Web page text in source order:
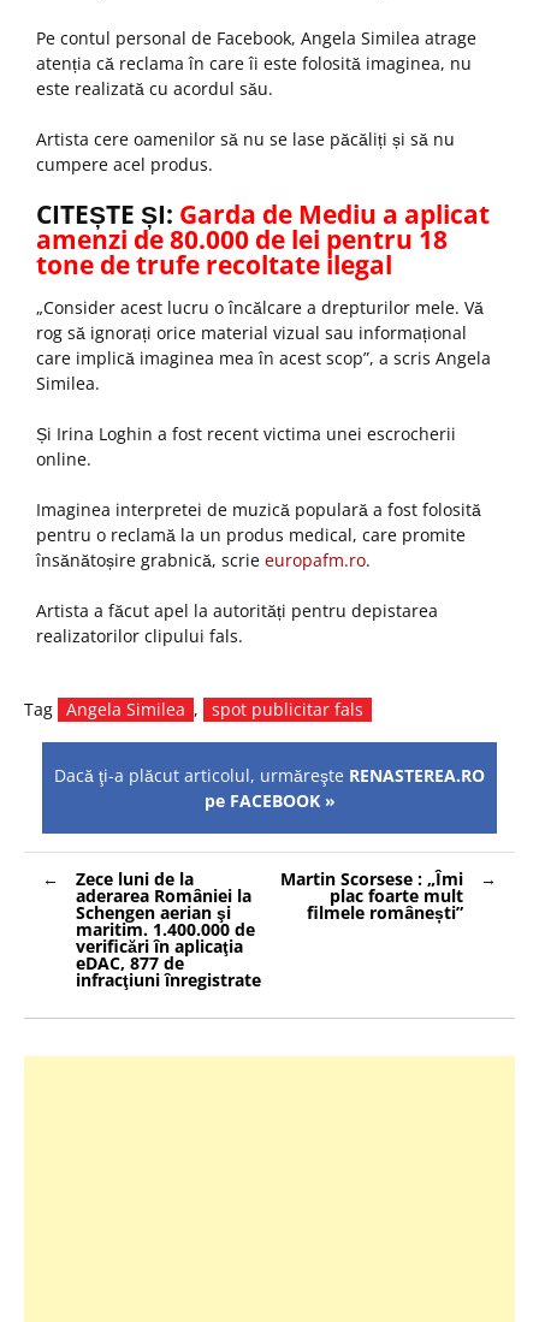
Pe contul personal de Facebook, Angela Similea atrage
atenția că reclama în care îi este folosită imaginea, nu
este realizată cu acordul său.
Artista cere oamenilor să nu se lase păcăliți și să nu
cumpere acel produs.
CITEȘTE ȘI: Garda de Mediu a aplicat
amenzi de 80.000 de lei pentru 18
tone de trufe recoltate ilegal
„Consider acest lucru o încălcare a drepturilor mele. Vă
rog să ignorați orice material vizual sau informațional
care implică imaginea mea în acest scop”, a scris Angela
Similea.
Și Irina Loghin a fost recent victima unei escrocherii
online.
Imaginea interpretei de muzică populară a fost folosită
pentru o reclamă la un produs medical, care promite
însănătoșire grabnică, scrie europafm.ro.
Artista a făcut apel la autorități pentru depistarea
realizatorilor clipului fals.
Tag Angela Similea , spot publicitar fals
Dacă ţi-a plăcut articolul, urmăreşte RENASTEREA.RO
pe FACEBOOK »
Navigare
în
articole
Zece luni de la
aderarea României la
Schengen aerian şi
maritim. 1.400.000 de
verificări în aplicaţia
eDAC, 877 de
infracţiuni înregistrate
Martin Scorsese : „Îmi
plac foarte mult
filmele românești”